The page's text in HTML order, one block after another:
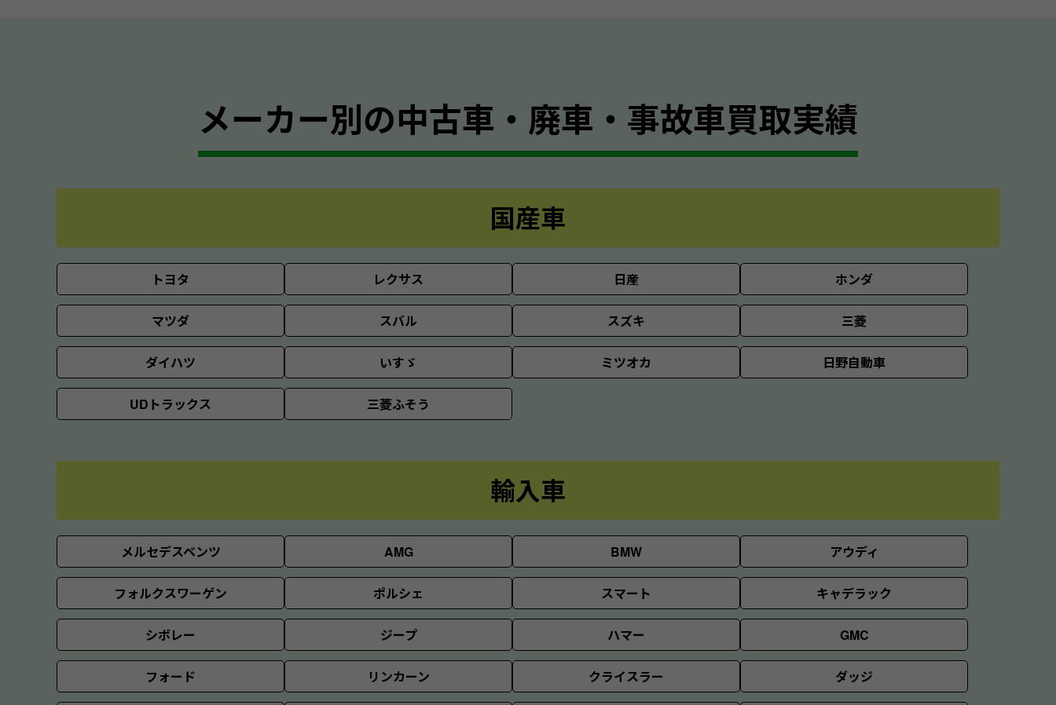
メーカー別の中古車・廃車・事故車買取実績
国産車
トヨタ レクサス 日産 ホンダ
マツダ スバル スズキ 三菱
ダイハツ いすゞ ミツオカ 日野自動車
UDトラックス 三菱ふそう
輸入車
メルセデスベンツ AMG BMW アウディ
フォルクスワーゲン ポルシェ スマート キャデラック
シボレー ジープ ハマー GMC
フォード リンカーン クライスラー ダッジ